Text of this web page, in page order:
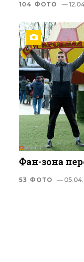
104 ФОТО —
Фан-зона
53 ФОТО —